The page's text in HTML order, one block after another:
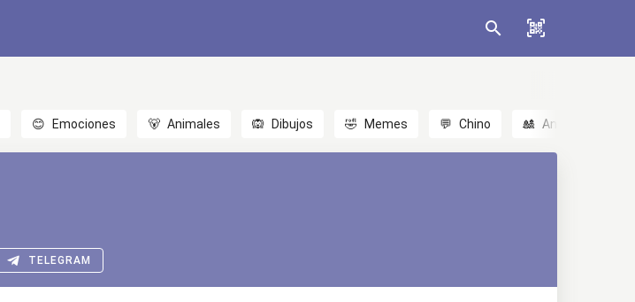
😊 Emociones 🐻 Animales 🙉 Dibujos 🤣 Memes 💬 Chino 🎎 Anime
TELEGRAM